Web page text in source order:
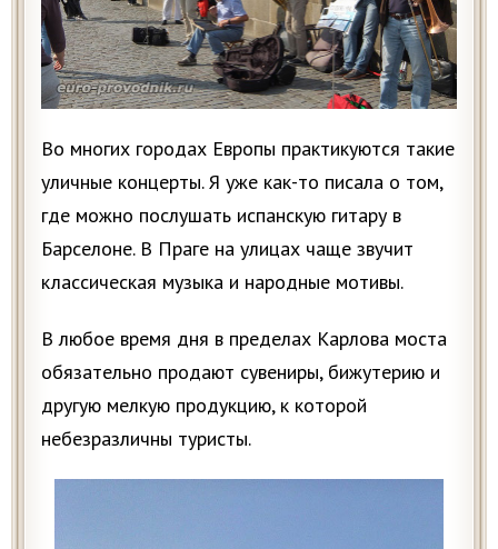
Во многих городах Европы практикуются такие
уличные концерты. Я уже как-то писала о том,
где можно послушать испанскую гитару в
Барселоне. В Праге на улицах чаще звучит
классическая музыка и народные мотивы.
В любое время дня в пределах Карлова моста
обязательно продают сувениры, бижутерию и
другую мелкую продукцию, к которой
небезразличны туристы.